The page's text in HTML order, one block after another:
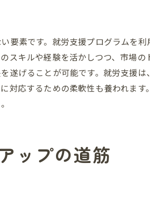
速するための目標設定
キャリアパスを描く
が導く就労支援の効果的な使い方
グラムの選び方とその効果
合ったプログラム選定のポイント
最大限に活用するための戦略
通じて得られる成果の測定法
る働き方の変化と就労支援の役割
素です。就労支援プログラムを利
キルや経験を活かしつつ、市場の
遂げることが可能です。就労支援
対応するための柔軟性も養われま
ップの道筋